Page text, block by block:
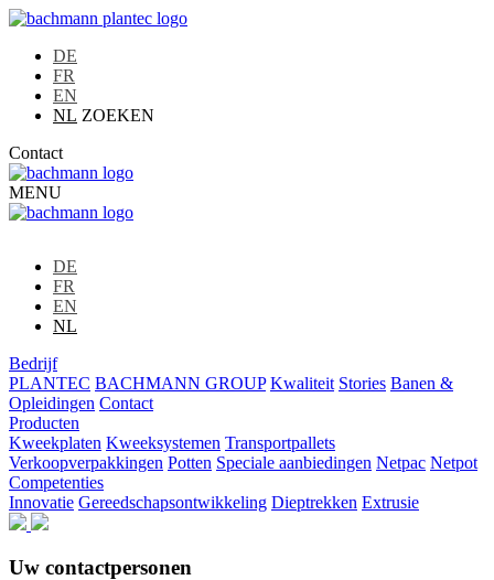
DE
FR
EN
NL ZOEKEN
Contact
MENU
DE
FR
EN
NL
Bedrijf
PLANTEC BACHMANN GROUP Kwaliteit Stories Banen &
Opleidingen Contact
Producten
Kweekplaten Kweeksystemen Transportpallets
Verkoopverpakkingen Potten Speciale aanbiedingen Netpac Netpot
Competenties
Innovatie Gereedschapsontwikkeling Dieptrekken Extrusie
Uw contactpersonen